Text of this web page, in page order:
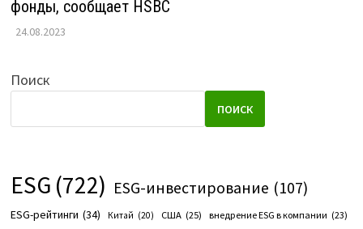
фонды, сообщает HSBC
24.08.2023
Поиск
ПОИСК
ESG (722) ESG-инвестирование (107)
ESG-рейтинги (34) Китай (20) США (25) внедрение ESG в компании (23)